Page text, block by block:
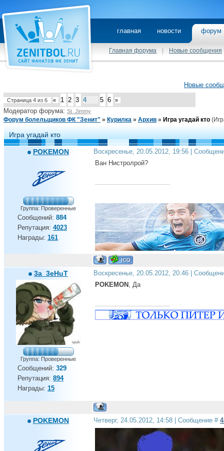
главная новости
Главная форума Новые сообщения
Новые
Страница 4 из 6 « 1 2 3 4 5 6 »
Модератор форума: St_Jimmy
Форум болельщиков ФК "Зенит" » Курилка » Архив » Игра угадай кто
Игра угадай кто
POKEMON
Группа: Проверенные
Сообщений: 884
Репутация: 4023
Награды: 161
Воскресенье, 20.05.2012, 19:56 |
Ван Нистролрой?
Питер, это самый лучший город на земле...
ЧЕМПИОНЫ, ЧЕМПИОНЫ ОЛЕ ОЛЕ ОЛЕ!!!
3a_3eHuT
Группа: Проверенные
Сообщений: 329
Репутация: 894
Награды: 15
Воскресенье, 20.05.2012, 20:46 |
POKEMON , Да
POKEMON Четверг, 24.05.2012, 14:58 | Сообщение #